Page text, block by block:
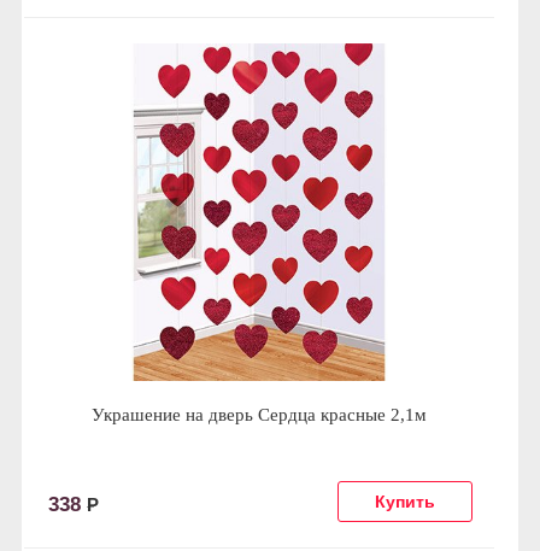
Украшение на дверь Сердца красные 2,1м
338 Р